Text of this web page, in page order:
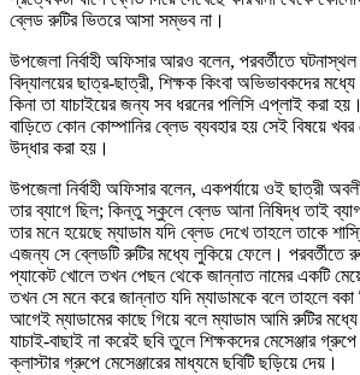
ব্লেড রুটির ভিতরে আসা সম্ভব না।
উপজেলা নির্বাহী অফিসার আরও বলেন, পরবর্তীতে ঘটনাস্থল
বিদ্যালয়ের ছাত্র-ছাত্রী, শিক্ষক কিংবা অভিভাবকদের
কিনা তা যাচাইয়ের জন্য সব ধরনের পলিসি এপ্লাই করা
বাড়িতে কোন কোম্পানির ব্লেড ব্যবহার হয় সেই বিষয়ে
উদ্ধার করা হয়।
উপজেলা নির্বাহী অফিসার বলেন, একপর্যায়ে ওই ছাত্রী
তার ব্যাগে ছিল; কিন্তু স্কুলে ব্লেড আনা নিষিদ্ধ তাই
তার মনে হয়েছে ম্যাডাম যদি ব্লেড দেখে তাহলে তাকে
এজন্য সে ব্লেডটি রুটির মধ্যে লুকিয়ে ফেলে। পরবর্তীতে
প্যাকেট খোলে তখন পেছন থেকে জান্নাত নামের একটি
তখন সে মনে করে জান্নাত যদি ম্যাডামকে বলে তাহলে
আগেই ম্যাডামের কাছে গিয়ে বলে ম্যাডাম আমি রুটির
যাচাই-বাছাই না করেই ছবি তুলে শিক্ষকদের মেসেঞ্জার
ক্লাস্টার গ্রুপে মেসেঞ্জারের মাধ্যমে ছবিটি ছড়িয়ে দেয়।